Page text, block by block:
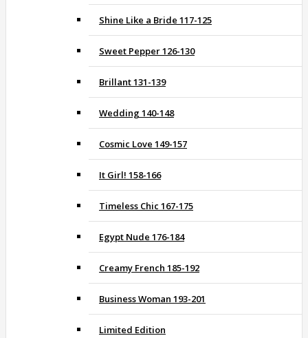
Shine Like a Bride 117-125
Sweet Pepper 126-130
Brillant 131-139
Wedding 140-148
Cosmic Love 149-157
It Girl! 158-166
Timeless Chic 167-175
Egypt Nude 176-184
Creamy French 185-192
Business Woman 193-201
Limited Edition